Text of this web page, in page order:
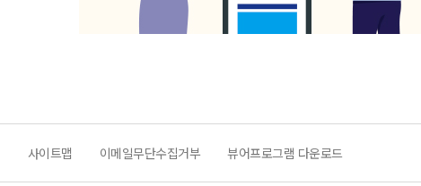
사이트맵 이메일무단수집거부 뷰어프로그램 다운로드